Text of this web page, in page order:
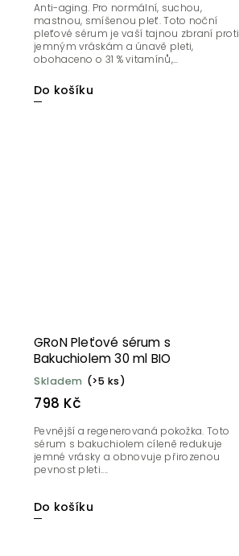
Do košíku
Anti-aging. Pro normální, suchou,
mastnou, smíšenou pleť. Toto noční
pleťové sérum je vaší tajnou zbraní proti
jemným vráskám a únavě pleti,
obohaceno o 31 % vitamínů,...
GRoN Pleťové sérum s
Bakuchiolem 30 ml BIO
Skladem (>5 ks)
798 Kč
Do košíku
Pevnější a regenerovaná pokožka. Toto
sérum s bakuchiolem cíleně redukuje
jemné vrásky a obnovuje přirozenou
pevnost pleti....